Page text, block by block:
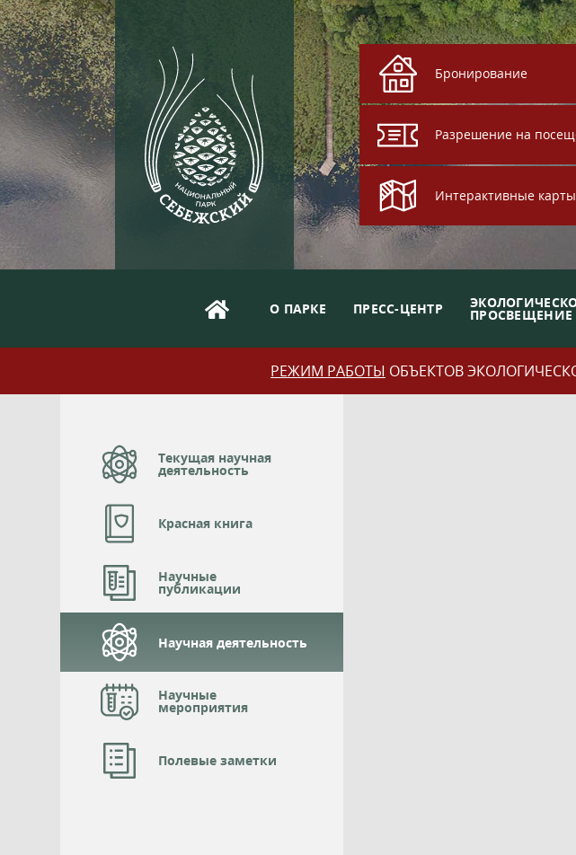
Бронирование
Разрешение на
Интерактивные карты
О ПАРКЕ ПРЕСС-ЦЕНТР ПРОСВЕЩЕНИЕ
РЕЖИМ РАБОТЫ ОБЪЕКТОВ
Текущая научная
деятельность
Красная книга
Научные
публикации
Научная деятельность
Научные
мероприятия
Полевые заметки